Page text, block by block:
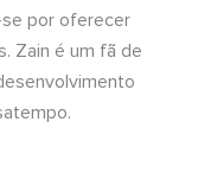
por oferecer
Zain é um fã de